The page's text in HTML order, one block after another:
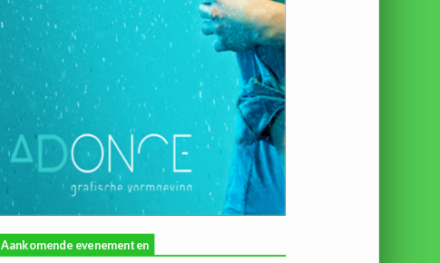
Aankomende evenementen